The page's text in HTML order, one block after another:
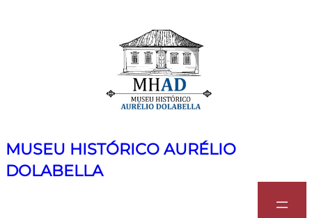
MUSEU HISTÓRICO AURÉLIO
DOLABELLA